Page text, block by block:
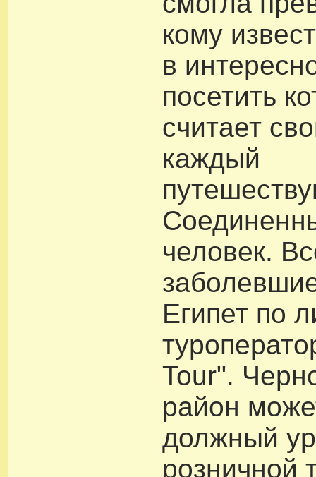
кому
в
посетить
считает
каждый
человек.
Египет по
Tour".
район
должный
розничной